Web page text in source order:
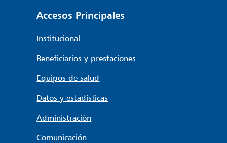
Accesos Principales
Institucional
Beneficiarios y prestaciones
Equipos de salud
Datos y estadísticas
Administración
Comunicación